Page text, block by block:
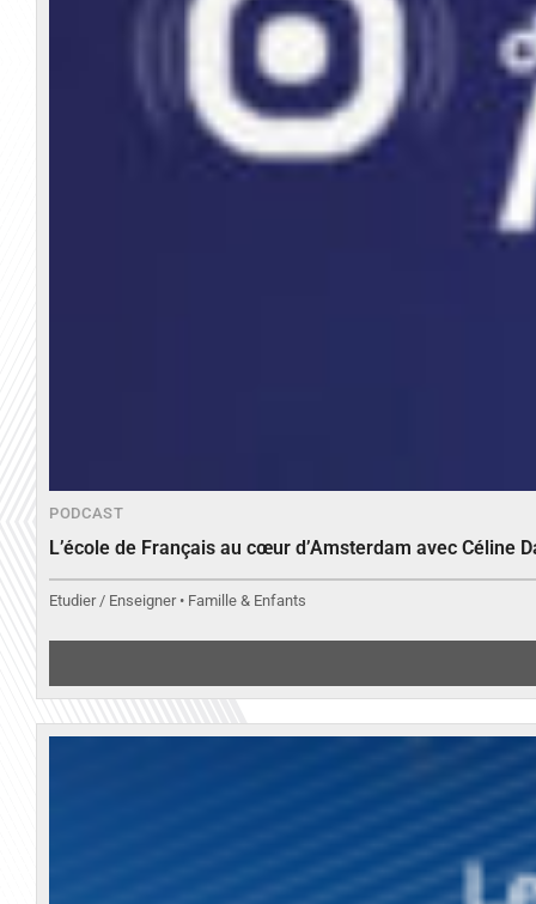
PODCAST
L’école de Français au cœur d’Amsterdam avec Céline
Etudier / Enseigner • Famille & Enfants